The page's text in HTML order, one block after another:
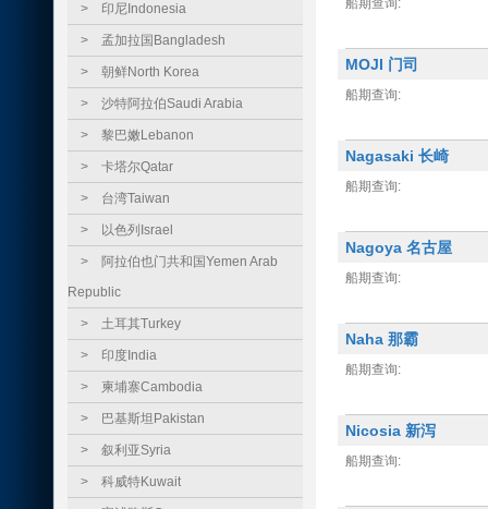
> 印尼Indonesia
> 孟加拉国Bangladesh
> 朝鲜North Korea
> 沙特阿拉伯Saudi Arabia
> 黎巴嫩Lebanon
> 卡塔尔Qatar
> 台湾Taiwan
> 以色列Israel
> 阿拉伯也门共和国Yemen Arab
Republic
> 土耳其Turkey
> 印度India
> 柬埔寨Cambodia
> 巴基斯坦Pakistan
> 叙利亚Syria
> 科威特Kuwait
船期查询:
MOJI 门司
船期查询:
Nagasaki 长崎
船期查询:
Nagoya 名古屋
船期查询:
Naha 那霸
船期查询:
Nicosia 新泻
船期查询: